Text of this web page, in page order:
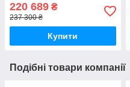
220 689 ₴
237 300 ₴
Купити
Подібні товари компанії